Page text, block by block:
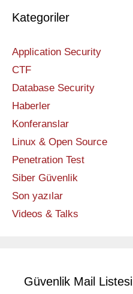
Kategoriler
Application Security
CTF
Database Security
Haberler
Konferanslar
Linux & Open Source
Penetration Test
Siber Güvenlik
Son yazılar
Videos & Talks
Güvenlik Mail Listesi